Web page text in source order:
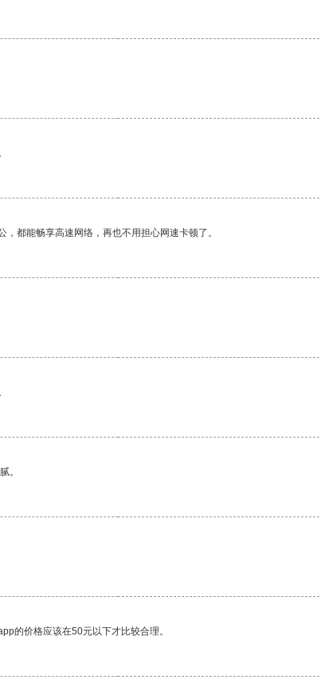
都能畅享高速网络，再也不用担心网速卡顿了。
。
的价格应该在50元以下才比较合理。